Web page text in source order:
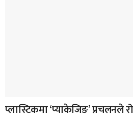
प्लास्टिकमा ‘प्याकेजिङ’ प्रचलनले